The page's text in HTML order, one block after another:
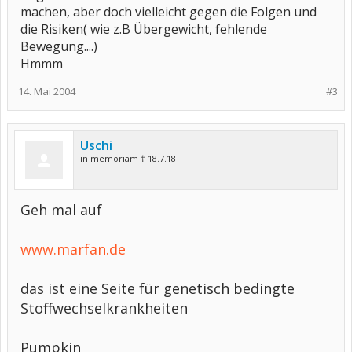
machen, aber doch vielleicht gegen die Folgen und
die Risiken( wie z.B Übergewicht, fehlende
Bewegung....)
Hmmm
#3
14. Mai 2004
Uschi
in memoriam † 18.7.18
Geh mal auf
www.marfan.de
das ist eine Seite für genetisch bedingte
Stoffwechselkrankheiten
Pumpkin